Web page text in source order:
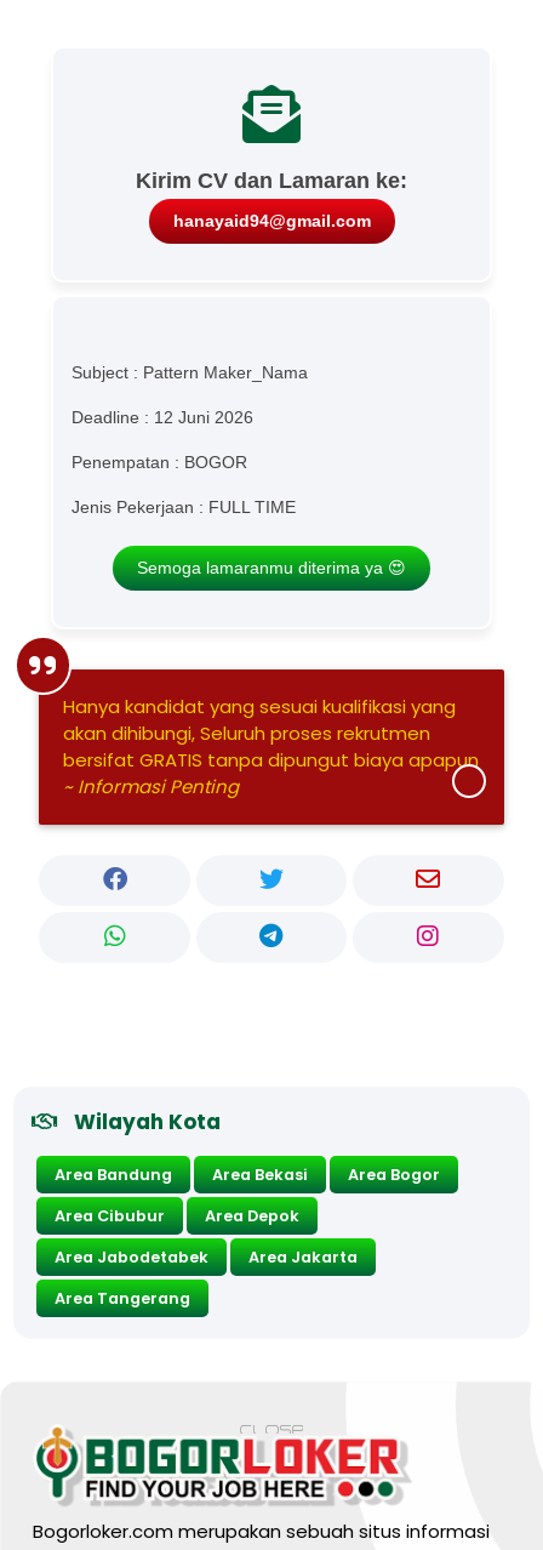
Kirim CV dan Lamaran ke:
hanayaid94@gmail.com
Subject : Pattern Maker_Nama
Deadline : 12 Juni 2026
Penempatan : BOGOR
Jenis Pekerjaan : FULL TIME
Semoga lamaranmu diterima ya 😍
Hanya kandidat yang sesuai kualifikasi yang
akan dihibungi, Seluruh proses rekrutmen
bersifat GRATIS tanpa dipungut biaya apapun
~ Informasi Penting
Wilayah Kota
Area Bandung Area Bekasi
Area Bogor
Area Cibubur
Area Depok
Area Jabodetabek
Area Jakarta
Area Tangerang
Bogorloker.com merupakan sebuah situs informasi